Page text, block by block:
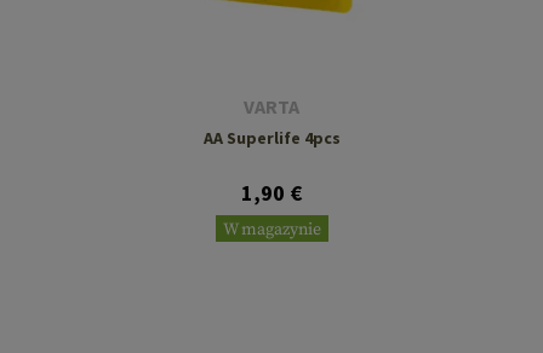
VARTA
AA Superlife 4pcs
1,90 €
W magazynie